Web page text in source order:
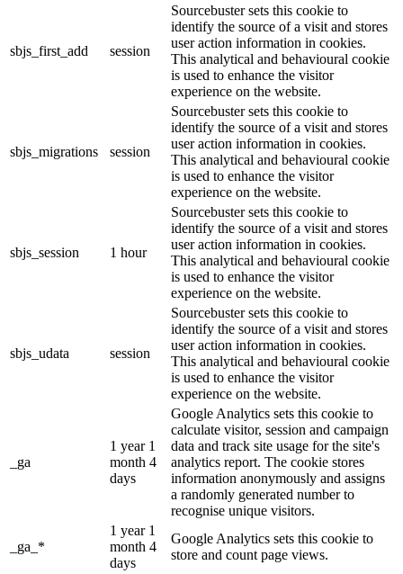
sbjs_first_add session
Sourcebuster sets this cookie to
identify the source of a visit and stores
user action information in cookies.
This analytical and behavioural cookie
is used to enhance the visitor
experience on the website.
sbjs_migrations session
Sourcebuster sets this cookie to
identify the source of a visit and stores
user action information in cookies.
This analytical and behavioural cookie
is used to enhance the visitor
experience on the website.
sbjs_session 1 hour
Sourcebuster sets this cookie to
identify the source of a visit and stores
user action information in cookies.
This analytical and behavioural cookie
is used to enhance the visitor
experience on the website.
sbjs_udata session
Sourcebuster sets this cookie to
identify the source of a visit and stores
user action information in cookies.
This analytical and behavioural cookie
is used to enhance the visitor
experience on the website.
_ga
1 year 1
month 4
days
Google Analytics sets this cookie to
calculate visitor, session and campaign
data and track site usage for the site's
analytics report. The cookie stores
information anonymously and assigns
a randomly generated number to
recognise unique visitors.
_ga_*
1 year 1
month 4
days
Google Analytics sets this cookie to
store and count page views.